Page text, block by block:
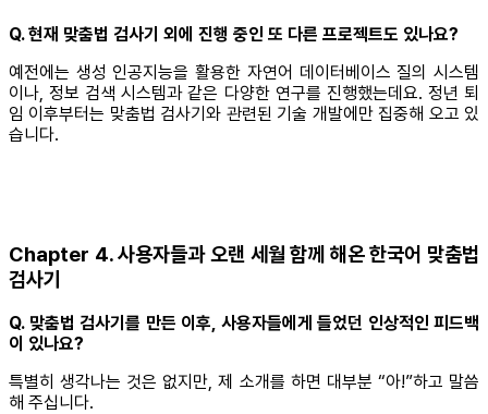
Q. 현재 맞춤법 검사기 외에 진행 중인 또 다른 프로젝트도 있나요?
예전에는 생성 인공지능을 활용한 자연어 데이터베이스 질의 시스템
이나, 정보 검색 시스템과 같은 다양한 연구를 진행했는데요. 정년 퇴
임 이후부터는 맞춤법 검사기와 관련된 기술 개발에만 집중해 오고 있
습니다.
Chapter 4. 사용자들과 오랜 세월 함께 해온 한국어 맞춤법
검사기
Q. 맞춤법 검사기를 만든 이후, 사용자들에게 들었던 인상적인 피드백
이 있나요?
특별히 생각나는 것은 없지만, 제 소개를 하면 대부분 “아!”하고 말씀
해 주십니다.